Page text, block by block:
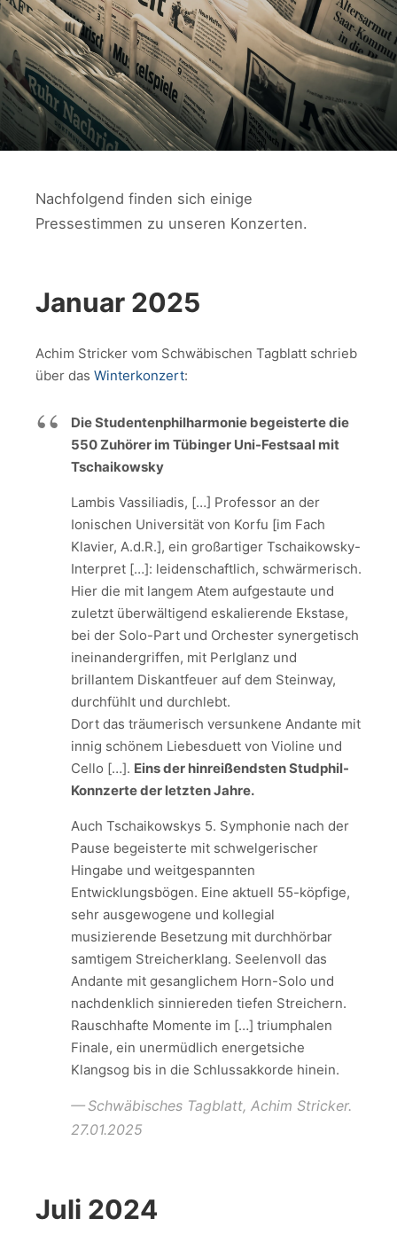
Nachfolgend finden sich einige
Pressestimmen zu unseren Konzerten.
Januar 2025
Achim Stricker vom Schwäbischen Tagblatt schrieb
über das Winterkonzert:
Die Studentenphilharmonie begeisterte die
550 Zuhörer im Tübinger Uni-Festsaal mit
Tschaikowsky
Lambis Vassiliadis, […] Professor an der
Ionischen Universität von Korfu [im Fach
Klavier, A.d.R.], ein großartiger Tschaikowsky-
Interpret […]: leidenschaftlich, schwärmerisch.
Hier die mit langem Atem aufgestaute und
zuletzt überwältigend eskalierende Ekstase,
bei der Solo-Part und Orchester synergetisch
ineinandergriffen, mit Perlglanz und
brillantem Diskantfeuer auf dem Steinway,
durchfühlt und durchlebt.
Dort das träumerisch versunkene Andante mit
innig schönem Liebesduett von Violine und
Cello […]. Eins der hinreißendsten Studphil-
Konnzerte der letzten Jahre.
Auch Tschaikowskys 5. Symphonie nach der
Pause begeisterte mit schwelgerischer
Hingabe und weitgespannten
Entwicklungsbögen. Eine aktuell 55-köpfige,
sehr ausgewogene und kollegial
musizierende Besetzung mit durchhörbar
samtigem Streicherklang. Seelenvoll das
Andante mit gesanglichem Horn-Solo und
nachdenklich sinniereden tiefen Streichern.
Rauschhafte Momente im […] triumphalen
Finale, ein unermüdlich energetsiche
Klangsog bis in die Schlussakkorde hinein.
Schwäbisches Tagblatt, Achim Stricker.
27.01.2025
Juli 2024